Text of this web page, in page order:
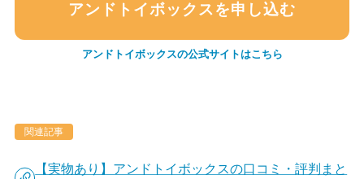
アンドトイボックスを申し込む
アンドトイボックスの公式サイトはこちら
関連記事
【実物あり】アンドトイボックスの口コミ・評判まと